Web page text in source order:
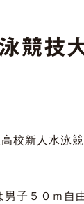
技大
高校新人水
子５０ｍ自